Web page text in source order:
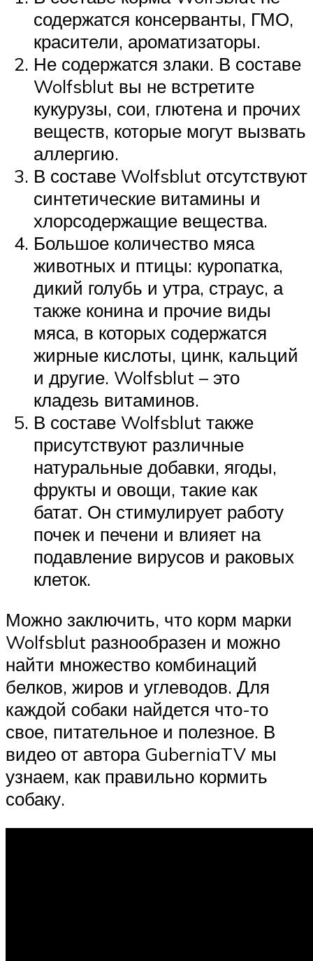
содержатся консерванты, ГМО,
красители, ароматизаторы.
Не содержатся злаки. В составе
Wolfsblut вы не встретите
кукурузы, сои, глютена и прочих
веществ, которые могут вызвать
аллергию.
В составе Wolfsblut отсутствуют
синтетические витамины и
хлорсодержащие вещества.
Большое количество мяса
животных и птицы: куропатка,
дикий голубь и утра, страус, а
также конина и прочие виды
мяса, в которых содержатся
жирные кислоты, цинк, кальций
и другие. Wolfsblut – это
кладезь витаминов.
В составе Wolfsblut также
присутствуют различные
натуральные добавки, ягоды,
фрукты и овощи, такие как
батат. Он стимулирует работу
почек и печени и влияет на
подавление вирусов и раковых
клеток.
Можно заключить, что корм марки
Wolfsblut разнообразен и можно
найти множество комбинаций
белков, жиров и углеводов. Для
каждой собаки найдется что-то
свое, питательное и полезное. В
видео от автора GuberniaTV мы
узнаем, как правильно кормить
собаку.